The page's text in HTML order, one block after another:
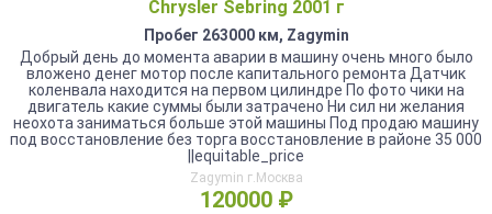
Chrysler Sebring 2001 г
Пробег 263000 км, Zagymin
Добрый день до момента аварии в машину очень много было
вложено денег мотор после капитального ремонта Датчик
коленвала находится на первом цилиндре По фото чики на
двигатель какие суммы были затрачено Ни сил ни желания
неохота заниматься больше этой машины Под продаю машину
под восстановление без торга восстановление в районе 35 000
||equitable_price
Zagymin г.Москва
120000 ₽